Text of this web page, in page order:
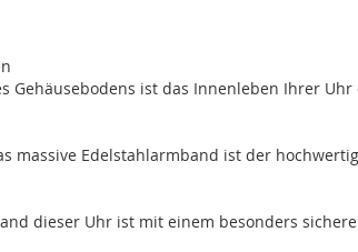
Gehäusebodens ist das Innenleben Ihrer
massive Edelstahlarmband ist der
dieser Uhr ist mit einem besonders